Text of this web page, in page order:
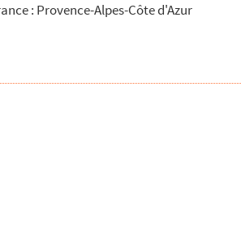
: Provence-Alpes-Côte d'Azur